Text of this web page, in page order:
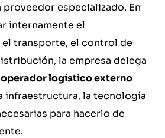
proveedor especializado. En
internamente el
el transporte, el control de
la empresa delega
operador logístico externo
infraestructura, la tecnología
para hacerlo de